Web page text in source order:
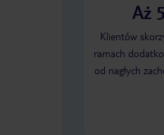
Aż
Klientów
ramach
od nagłych